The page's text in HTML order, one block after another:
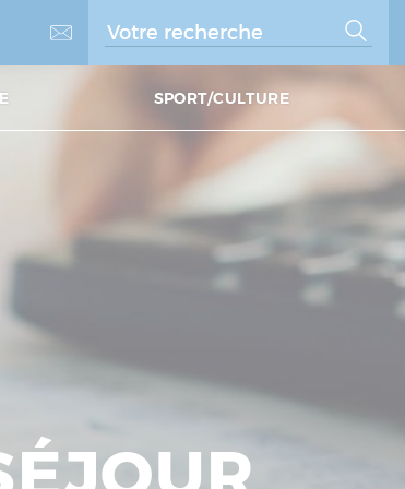
SPORT/CULTURE